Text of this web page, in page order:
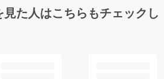
た人はこちらもチェックし